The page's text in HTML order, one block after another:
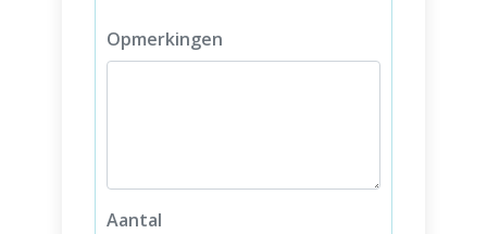
Opmerkingen
Aantal